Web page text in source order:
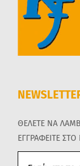
ΘΕΛΕΤΕ ΝΑ
ΕΓΓΡΑΦΕΙΤΕ ΣΤΟ